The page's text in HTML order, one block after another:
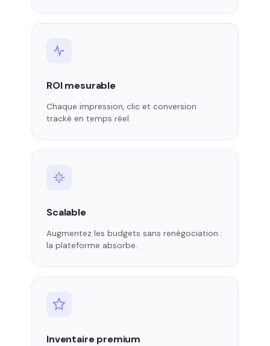
ROI mesurable
Chaque impression, clic et conversion
tracké en temps réel.
Scalable
Augmentez les budgets sans renégociation :
la plateforme absorbe.
Inventaire premium